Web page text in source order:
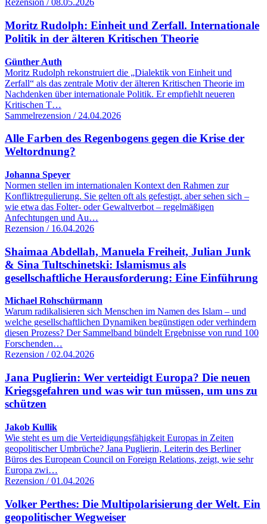
Rezension / 08.05.2026
Moritz Rudolph: Einheit und Zerfall. Internationale
Politik in der älteren Kritischen Theorie
Günther Auth
Moritz Rudolph rekonstruiert die „Dialektik von Einheit und
Zerfall“ als das zentrale Motiv der älteren Kritischen Theorie im
Nachdenken über internationale Politik. Er empfiehlt neueren
Kritischen T…
Sammelrezension / 24.04.2026
Alle Farben des Regenbogens gegen die Krise der
Weltordnung?
Johanna Speyer
Normen stellen im internationalen Kontext den Rahmen zur
Konfliktregulierung. Sie gelten oft als gefestigt, aber sehen sich –
wie etwa das Folter- oder Gewaltverbot – regelmäßigen
Anfechtungen und Au…
Rezension / 16.04.2026
Shaimaa Abdellah, Manuela Freiheit, Julian Junk
& Sina Tultschinetski: Islamismus als
gesellschaftliche Herausforderung: Eine Einführung
Michael Rohschürmann
Warum radikalisieren sich Menschen im Namen des Islam – und
welche gesellschaftlichen Dynamiken begünstigen oder verhindern
diesen Prozess? Der Sammelband bündelt Ergebnisse von rund 100
Forschenden…
Rezension / 02.04.2026
Jana Puglierin: Wer verteidigt Europa? Die neuen
Kriegsgefahren und was wir tun müssen, um uns zu
schützen
Jakob Kullik
Wie steht es um die Verteidigungsfähigkeit Europas in Zeiten
geopolitischer Umbrüche? Jana Puglierin, Leiterin des Berliner
Büros des European Council on Foreign Relations, zeigt, wie sehr
Europa zwi…
Rezension / 01.04.2026
Volker Perthes: Die Multipolarisierung der Welt. Ein
geopolitischer Wegweiser